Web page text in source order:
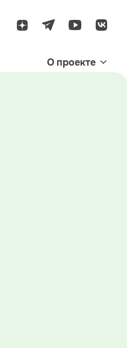
О проекте